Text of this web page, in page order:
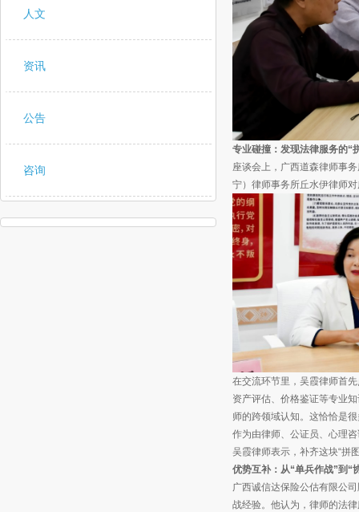
人文
资讯
公告
咨询
专业碰撞：发现法律服务的“
座谈会上，广西道森律师事
宁）律师事务所丘水伊律师
在交流环节里，吴霞律师首
资产评估、价格鉴证等专业
师的跨领域认知。这恰恰是
作为由律师、公证员、心理
吴霞律师表示，补齐这块“拼
优势互补：从“单兵作战”到“
广西诚信达保险公估有限公
战经验。他认为，律师的法